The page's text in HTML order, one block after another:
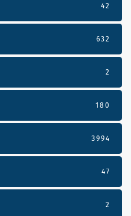
42
632
2
180
3994
47
2